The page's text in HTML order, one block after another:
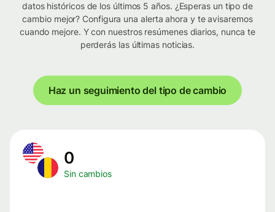
datos históricos de los últimos 5 años. ¿Esperas un tipo de
cambio mejor? Configura una alerta ahora y te avisaremos
cuando mejore. Y con nuestros resúmenes diarios, nunca te
perderás las últimas noticias.
Haz un seguimiento del tipo de cambio
0
Sin cambios